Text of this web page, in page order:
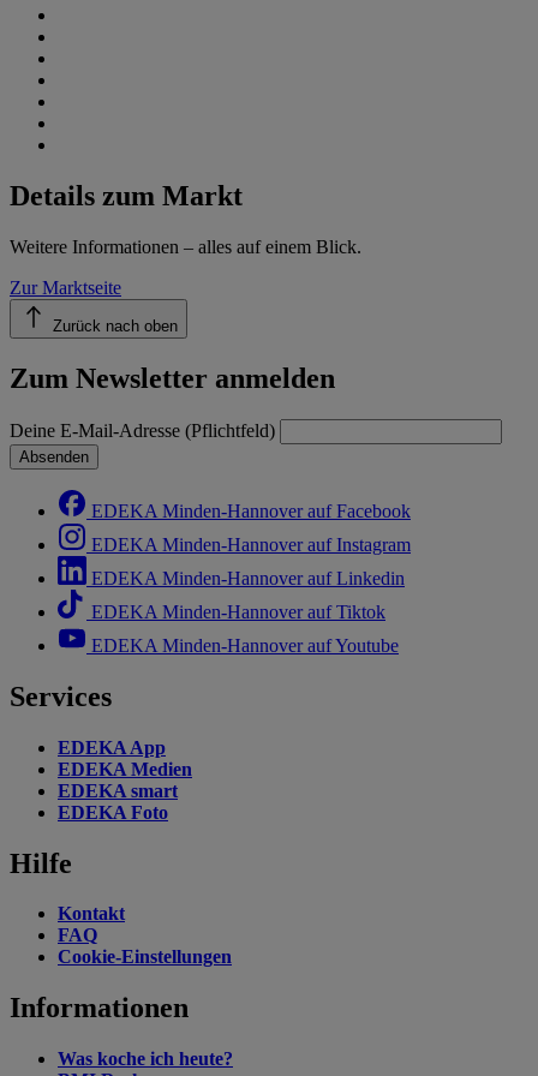
Details zum Markt
Weitere Informationen – alles auf einem Blick.
Zur Marktseite
Zurück nach oben
Zum Newsletter anmelden
Deine E-Mail-Adresse (Pflichtfeld)
Absenden
EDEKA Minden-Hannover auf Facebook
EDEKA Minden-Hannover auf Instagram
EDEKA Minden-Hannover auf Linkedin
EDEKA Minden-Hannover auf Tiktok
EDEKA Minden-Hannover auf Youtube
Services
EDEKA App
EDEKA Medien
EDEKA smart
EDEKA Foto
Hilfe
Kontakt
FAQ
Cookie-Einstellungen
Informationen
Was koche ich heute?